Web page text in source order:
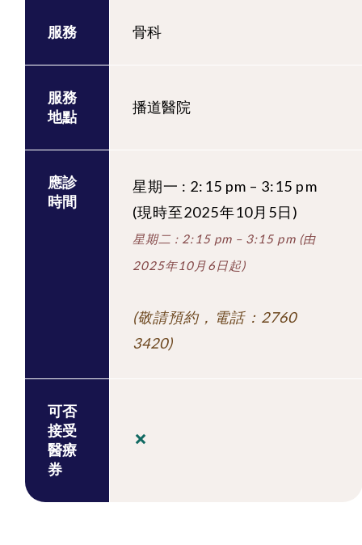
服務 骨科
服務
地點
播道醫院
應診
時間
星期一 : 2:15 pm – 3:15 pm
(現時至2025年10月5日)
星期二 : 2:15 pm – 3:15 pm (由
2025年10月6日起)
(敬請預約，電話：2760
3420)
可否
接受
醫療
券